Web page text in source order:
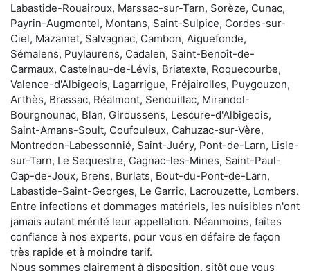
Labastide-Rouairoux, Marssac-sur-Tarn, Sorèze, Cunac,
Payrin-Augmontel, Montans, Saint-Sulpice, Cordes-sur-
Ciel, Mazamet, Salvagnac, Cambon, Aiguefonde,
Sémalens, Puylaurens, Cadalen, Saint-Benoît-de-
Carmaux, Castelnau-de-Lévis, Briatexte, Roquecourbe,
Valence-d'Albigeois, Lagarrigue, Fréjairolles, Puygouzon,
Arthès, Brassac, Réalmont, Senouillac, Mirandol-
Bourgnounac, Blan, Giroussens, Lescure-d'Albigeois,
Saint-Amans-Soult, Coufouleux, Cahuzac-sur-Vère,
Montredon-Labessonnié, Saint-Juéry, Pont-de-Larn, Lisle-
sur-Tarn, Le Sequestre, Cagnac-les-Mines, Saint-Paul-
Cap-de-Joux, Brens, Burlats, Bout-du-Pont-de-Larn,
Labastide-Saint-Georges, Le Garric, Lacrouzette, Lombers.
Entre infections et dommages matériels, les nuisibles n'ont
jamais autant mérité leur appellation. Néanmoins, faîtes
confiance à nos experts, pour vous en défaire de façon
très rapide et à moindre tarif.
Nous sommes clairement à disposition, sitôt que vous